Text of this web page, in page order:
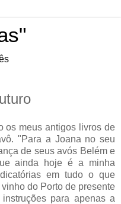
os meus antigos livros de
"Para a Joana no seu
de seus avós Belém e
ainda hoje é a minha
em tudo o que
do Porto de presente
para apenas a